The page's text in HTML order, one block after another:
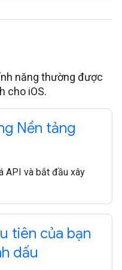
năng thường được
cho iOS.
Nền tảng
API và bắt đầu xây
tiên của bạn
dấu